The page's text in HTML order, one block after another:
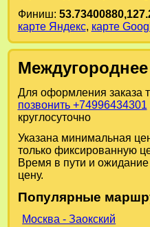
Финиш:
карте Яндекс, карте
Для оформления заказа
позвонить +74996434301
круглосуточно
Указана минимальная
только фиксированную
Время в пути и
цену.
Популярные
Москва - Заокский